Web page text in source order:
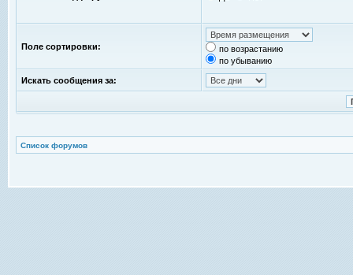
Поле сортировки:
по возрастанию
по убыванию
Искать сообщения за:
Список форумов